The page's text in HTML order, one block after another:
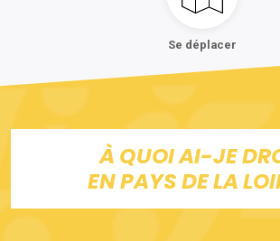
Se déplacer
À QUOI AI-JE
EN PAYS DE LA